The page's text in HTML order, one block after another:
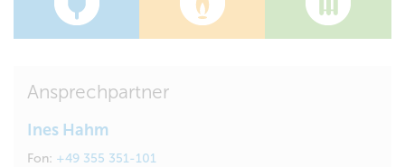
Ansprechpartner
Ines Hahm
Fon: +49 355 351-101